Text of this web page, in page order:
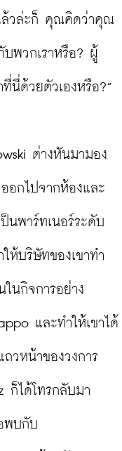
ล้วล่ะก็ คุณคิดว่าคุณ
บพวกเราหรือ? ผู้
นี่ด้วยตัวเองหรือ?”
ต่างหันมามอง
อกไปจากห้องและ
นพาร์ทเนอร์ระดับ
ห้บริษัทของเขาทำ
ในกิจการอย่าง
และทำให้เขาได้
วหน้าของวงการ
ก็ได้โทรกลับมา
พบกับ